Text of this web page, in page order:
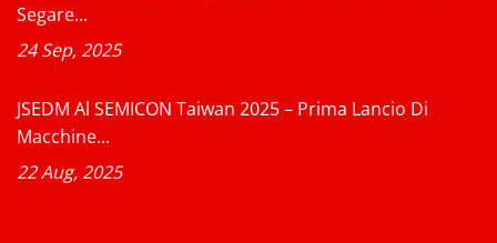
Segare...
24 Sep, 2025
JSEDM Al SEMICON Taiwan 2025 – Prima Lancio Di
Macchine...
22 Aug, 2025